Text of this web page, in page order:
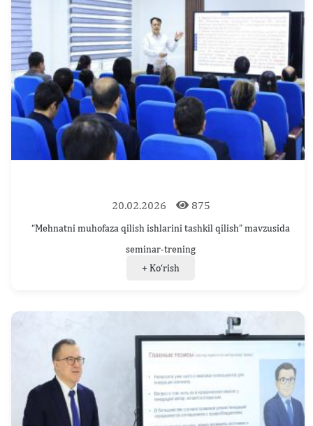
20.02.2026 875
“Mehnatni muhofaza qilish ishlarini tashkil qilish” mavzusida
seminar-trening
+ Ko‘rish